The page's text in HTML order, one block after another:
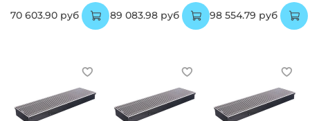
70 603.90 руб
89 083.98 руб
98 554.79 руб